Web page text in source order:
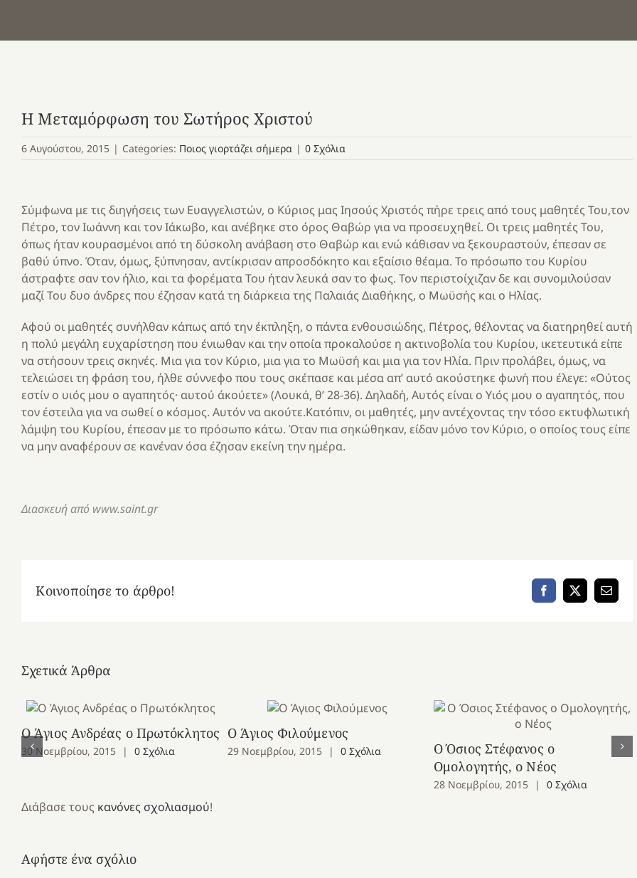
Η Μεταμόρφωση του Σωτήρος Χριστού
6 Αυγούστου, 2015 | Categories: Ποιος γιορτάζει σήμερα | 0 Σχόλια
Σύμφωνα με τις διηγήσεις των Ευαγγελιστών, ο Κύριος μας Ιησούς Χριστός πήρε τρεις από τους μαθητές Του,τον
Πέτρο, τον Ιωάννη και τον Ιάκωβο, και ανέβηκε στο όρος Θαβώρ για να προσευχηθεί. Οι τρεις μαθητές Του,
όπως ήταν κουρασμένοι από τη δύσκολη ανάβαση στο Θαβώρ και ενώ κάθισαν να ξεκουραστούν, έπεσαν σε
βαθύ ύπνο. Όταν, όμως, ξύπνησαν, αντίκρισαν απροσδόκητο και εξαίσιο θέαμα. Το πρόσωπο του Κυρίου
άστραφτε σαν τον ήλιο, και τα φορέματα Του ήταν λευκά σαν το φως. Τον περιστοίχιζαν δε και συνομιλούσαν
μαζί Του δυο άνδρες που έζησαν κατά τη διάρκεια της Παλαιάς Διαθήκης, ο Μωϋσής και ο Ηλίας.
Αφού οι μαθητές συνήλθαν κάπως από την έκπληξη, ο πάντα ενθουσιώδης, Πέτρος, θέλοντας να διατηρηθεί αυτή
η πολύ μεγάλη ευχαρίστηση που ένιωθαν και την οποία προκαλούσε η ακτινοβολία του Κυρίου, ικετευτικά είπε
να στήσουν τρεις σκηνές. Μια για τον Κύριο, μια για το Μωϋσή και μια για τον Ηλία. Πριν προλάβει, όμως, να
τελειώσει τη φράση του, ήλθε σύννεφο που τους σκέπασε και μέσα απ’ αυτό ακούστηκε φωνή που έλεγε: «Ούτος
εστίν ο υιός μου ο αγαπητός· αυτού άκούετε» (Λουκά, θ’ 28-36). Δηλαδή, Αυτός είναι ο Υιός μου ο αγαπητός, που
τον έστειλα για να σωθεί ο κόσμος. Αυτόν να ακούτε.Κατόπιν, οι μαθητές, μην αντέχοντας την τόσο εκτυφλωτική
λάμψη του Κυρίου, έπεσαν με το πρόσωπο κάτω. Όταν πια σηκώθηκαν, είδαν μόνο τον Κύριο, ο οποίος τους είπε
να μην αναφέρουν σε κανέναν όσα έζησαν εκείνη την ημέρα.
Διασκευή από www.saint.gr
Κοινοποίησε το άρθρο! Facebook
X Email
Σχετικά Άρθρα
Ο Άγιος Ανδρέας ο Πρωτόκλητος
30 Νοεμβρίου, 2015 | 0 Σχόλια
Ο Άγιος Φιλούμενος
29 Νοεμβρίου, 2015 | 0 Σχόλια
Ο Όσιος Στέφανος ο
Ομολογητής, ο Νέος
28 Νοεμβρίου, 2015 | 0 Σχόλια
Διάβασε τους κανόνες σχολιασμού!
Αφήστε ένα σχόλιο